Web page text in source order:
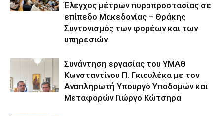
Έλεγχος μέτρων πυροπροστασίας σε
επίπεδο Μακεδονίας – Θράκης
Συντονισμός των φορέων και των
υπηρεσιών
Συνάντηση εργασίας του ΥΜΑΘ
Κωνσταντίνου Π. Γκιουλέκα με τον
Αναπληρωτή Υπουργό Υποδομών και
Μεταφορών Γιώργο Κώτσηρα